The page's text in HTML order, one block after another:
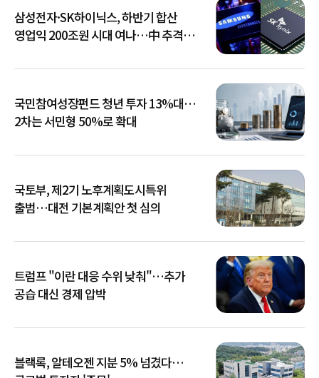
삼성전자·SK하이닉스, 하반기 합산
영업익 200조원 시대 여나…中 추격은
국민참여성장펀드 청년 투자 13%대…
2차는 서민형 50%로 확대
국토부, 제2기 노후계획도시특위
출범…대전 기본계획안 첫 심의
트럼프 "이란 대응 수위 낮춰"…추가
공습 대신 경제 압박
블랙록, 알테오젠 지분 5% 넘겼다…